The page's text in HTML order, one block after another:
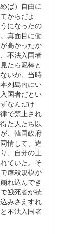
ば）自由に
からだよ
になったの
真面目に働
高かったか
不法入国者
たら泥棒と
いか。当時
列島内にい
国者だとい
なんだけ
で禁止され
た人たち以
、韓国政府
情して、違
、自分の土
ていた。そ
虐殺規模が
れ込んでき
餓死者が続
みさえすれ
不法入国者